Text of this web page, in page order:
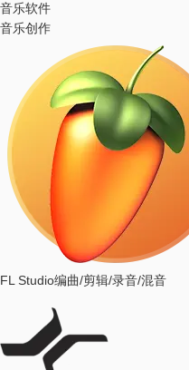
音乐软件
音乐创作
FL Studio编曲/剪辑/录音/混音